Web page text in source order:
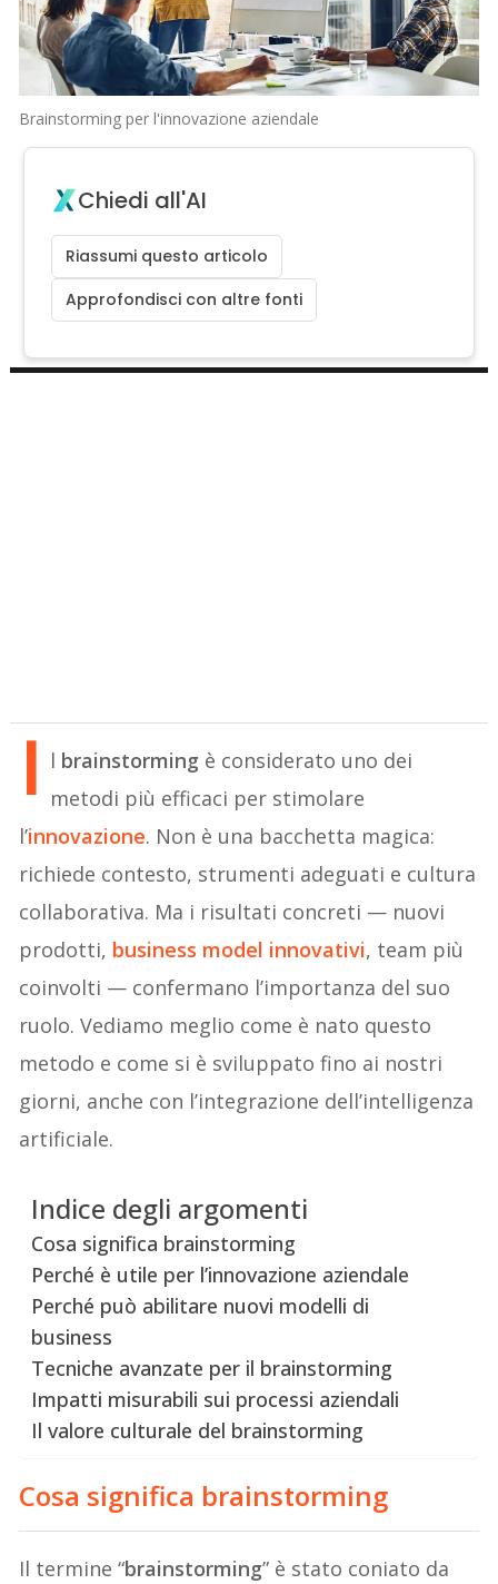
Brainstorming per l'innovazione aziendale
Chiedi all'AI
Riassumi questo articolo
Approfondisci con altre fonti
I l brainstorming è considerato uno dei
metodi più efficaci per stimolare
l’innovazione. Non è una bacchetta magica:
richiede contesto, strumenti adeguati e cultura
collaborativa. Ma i risultati concreti — nuovi
prodotti, business model innovativi, team più
coinvolti — confermano l’importanza del suo
ruolo. Vediamo meglio come è nato questo
metodo e come si è sviluppato fino ai nostri
giorni, anche con l’integrazione dell’intelligenza
artificiale.
Indice degli argomenti
Cosa significa brainstorming
Perché è utile per l’innovazione aziendale
Perché può abilitare nuovi modelli di
business
Tecniche avanzate per il brainstorming
Impatti misurabili sui processi aziendali
Il valore culturale del brainstorming
Cosa significa brainstorming
Il termine “brainstorming” è stato coniato da